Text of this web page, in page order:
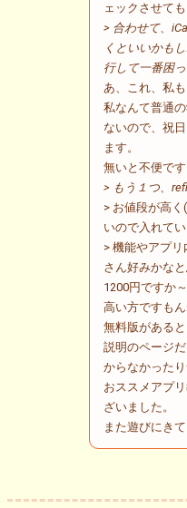
ェックさせて
> 合わせて、
くといいかも
行して一番困
あ、これ、私
私なんて普通
ないので、祝
ます。
無いと不便です
> もう１つ、
> お値段が高
いので入れてい
> 機能やアプ
さん好みかなと
1200円ですか
高い方ですもん
無料版があると
説明のページ
からなかったり
おススメアプ
ざいました。
また遊びにき